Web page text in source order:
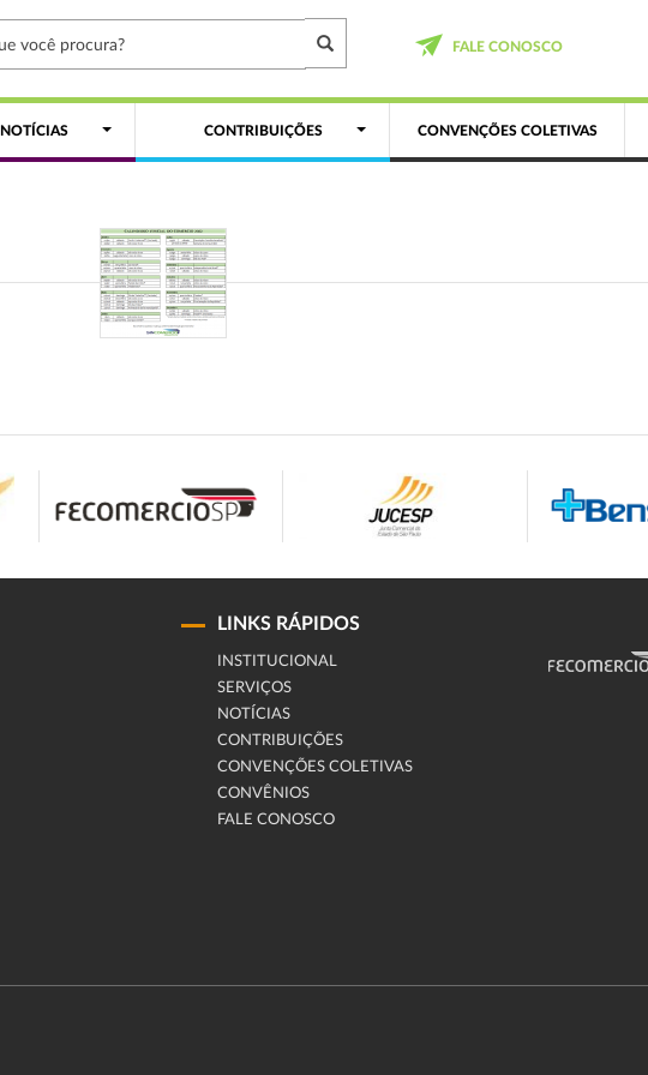
FALE CONOSCO
NOTÍCIAS CONTRIBUIÇÕES CONVENÇÕES COLETIVAS
LINKS RÁPIDOS
INSTITUCIONAL
SERVIÇOS
NOTÍCIAS
CONTRIBUIÇÕES
CONVENÇÕES COLETIVAS
CONVÊNIOS
FALE CONOSCO